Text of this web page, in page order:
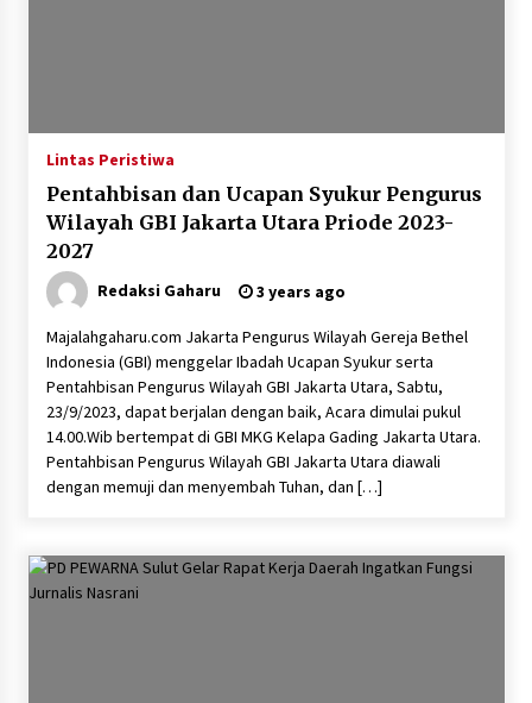
Lintas Peristiwa
Pentahbisan dan Ucapan Syukur Pengurus
Wilayah GBI Jakarta Utara Priode 2023-
2027
Redaksi Gaharu 3 years ago
Majalahgaharu.com Jakarta Pengurus Wilayah Gereja Bethel
Indonesia (GBI) menggelar Ibadah Ucapan Syukur serta
Pentahbisan Pengurus Wilayah GBI Jakarta Utara, Sabtu,
23/9/2023, dapat berjalan dengan baik, Acara dimulai pukul
14.00.Wib bertempat di GBI MKG Kelapa Gading Jakarta Utara.
Pentahbisan Pengurus Wilayah GBI Jakarta Utara diawali
dengan memuji dan menyembah Tuhan, dan […]